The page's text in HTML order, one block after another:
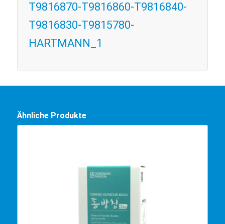
T9816870-T9816860-T9816840-
T9816830-T9815780-
HARTMANN_1
Ähnliche Produkte